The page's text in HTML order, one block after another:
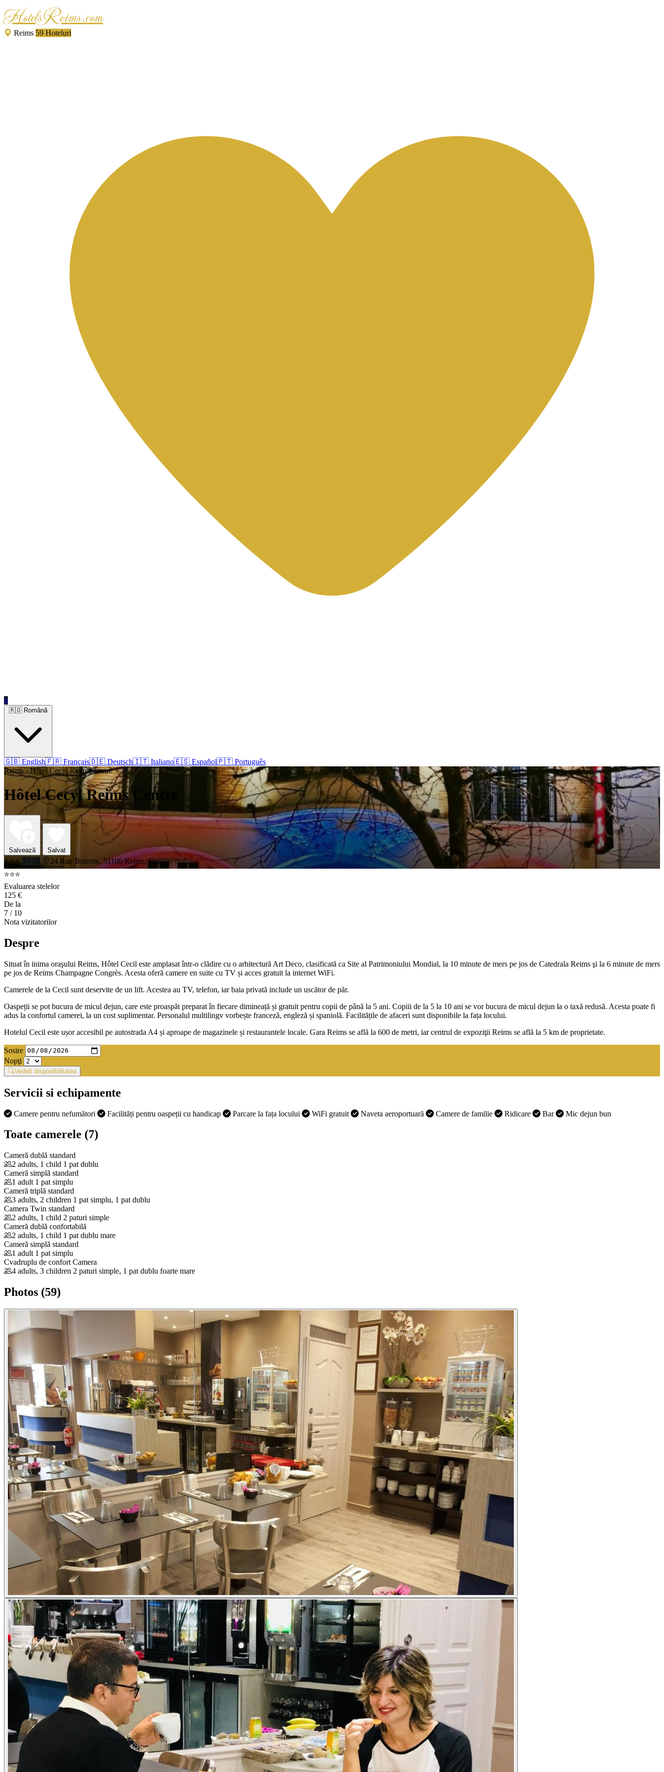
HotelsReims.com
Reims 59 Hoteluri
0
🇷🇴 Română
🇬🇧 English🇫🇷 Français🇩🇪 Deutsch🇮🇹 Italiano🇪🇸 Español🇵🇹 Português
Reims › Hôtel Cecyl Reims Centre
Hôtel Cecyl Reims Centre
Salvează Salvat
⭐⭐⭐ 7 / 10
24 Rue Buirette, 51100 Reims, France
⭐⭐⭐
Evaluarea stelelor
125 €
De la
7 / 10
Nota vizitatorilor
Despre
Situat în inima oraşului Reims, Hôtel Cecil este amplasat într-o clădire cu o arhitectură Art Deco, clasificată ca Site al Patrimoniului Mondial, la 10 minute de mers pe jos de Catedrala Reims şi la 6 minute de mers
pe jos de Reims Champagne Congrès. Acesta oferă camere en suite cu TV și acces gratuit la internet WiFi.
Camerele de la Cecil sunt deservite de un lift. Acestea au TV, telefon, iar baia privată include un uscător de păr.
Oaspeții se pot bucura de micul dejun, care este proaspăt preparat în fiecare dimineață și gratuit pentru copii de până la 5 ani. Copiii de la 5 la 10 ani se vor bucura de micul dejun la o taxă redusă. Acesta poate fi
adus la confortul camerei, la un cost suplimentar. Personalul multilingv vorbește franceză, engleză și spaniolă. Facilitățile de afaceri sunt disponibile la fața locului.
Hotelul Cecil este ușor accesibil pe autostrada A4 și aproape de magazinele și restaurantele locale. Gara Reims se află la 600 de metri, iar centrul de expoziţii Reims se află la 5 km de proprietate.
Sosire
Nopţi
Vedeți disponibilitatea
Servicii si echipamente
Camere pentru nefumători Facilități pentru oaspeții cu handicap Parcare la fața locului WiFi gratuit Naveta aeroportuară Camere de familie Ridicare Bar Mic dejun bun
Toate camerele (7)
Cameră dublă standard
2 adults, 1 child 1 pat dublu
Cameră simplă standard
1 adult 1 pat simplu
Cameră triplă standard
3 adults, 2 children 1 pat simplu, 1 pat dublu
Camera Twin standard
2 adults, 1 child 2 paturi simple
Cameră dublă confortabilă
2 adults, 1 child 1 pat dublu mare
Cameră simplă standard
1 adult 1 pat simplu
Cvadruplu de confort Camera
4 adults, 3 children 2 paturi simple, 1 pat dublu foarte mare
Photos (59)